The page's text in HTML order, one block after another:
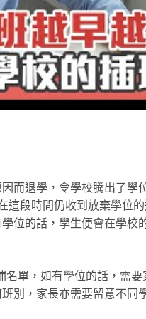
而退學，令學校騰出了學
這段時間仍收到放棄學位
位的話，學生便會在學校
單，如有學位的話，需
別，家長亦需要留意不同